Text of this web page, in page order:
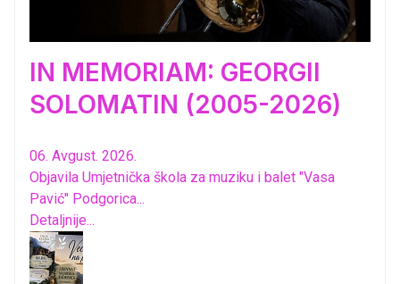
IN MEMORIAM: GEORGII
SOLOMATIN (2005-2026)
06. Avgust. 2026.
Objavila Umjetnička škola za muziku i balet "Vasa
Pavić" Podgorica...
Detaljnije...